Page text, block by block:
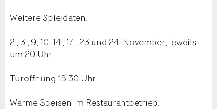
Weitere Spieldaten:
2., 3., 9, 10, 14., 17., 23 und 24. November, jeweils
um 20 Uhr.
Türöffnung 18.30 Uhr.
Warme Speisen im Restaurantbetrieb.